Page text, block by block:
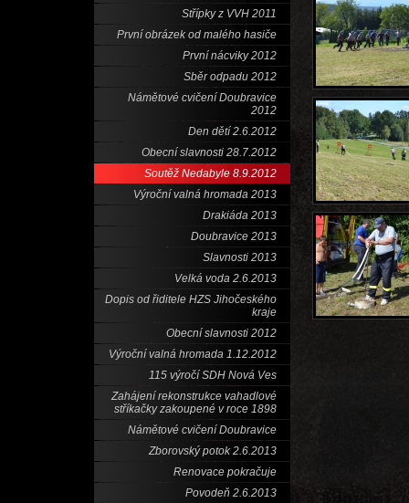
Střípky z VVH 2011
První obrázek od malého hasiče
První nácviky 2012
Sběr odpadu 2012
Námětové cvičení Doubravice
2012
Den dětí 2.6.2012
Obecní slavnosti 28.7.2012
Soutěž Nedabyle 8.9.2012
Výroční valná hromada 2013
Drakiáda 2013
Doubravice 2013
Slavnosti 2013
Velká voda 2.6.2013
Dopis od řiditele HZS Jihočeského
kraje
Obecní slavnosti 2012
Výroční valná hromada 1.12.2012
115 výročí SDH Nová Ves
Zahájení rekonstrukce vahadlové
stříkačky zakoupené v roce 1898
Námětové cvičení Doubravice
Zborovský potok 2.6.2013
Renovace pokračuje
Povodeň 2.6.2013